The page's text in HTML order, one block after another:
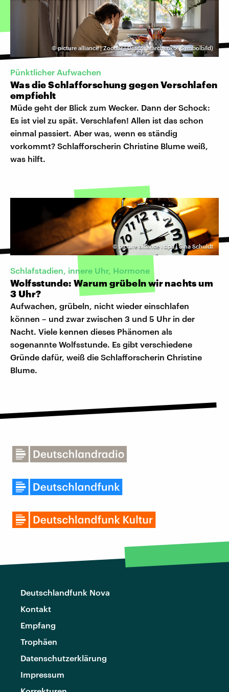
©picture alliance | Zoonar | Dmitrii Marchenko (Symbolbild)
Pünktlicher Aufwachen
Was die Schlafforschung gegen Verschlafen
empfiehlt
Müde geht der Blick zum Wecker. Dann der Schock:
Es ist viel zu spät. Verschlafen! Allen ist das schon
einmal passiert. Aber was, wenn es ständig
vorkommt? Schlafforscherin Christine Blume weiß,
was hilft.
©picture alliance I dpa | Sina Schuldt
Schlafstadien, innere Uhr, Hormone
Wolfsstunde: Warum grübeln wir nachts um
3 Uhr?
Aufwachen, grübeln, nicht wieder einschlafen
können – und zwar zwischen 3 und 5 Uhr in der
Nacht. Viele kennen dieses Phänomen als
sogenannte Wolfsstunde. Es gibt verschiedene
Gründe dafür, weiß die Schlafforscherin Christine
Blume.
Deutschlandfunk Nova
Kontakt
Empfang
Trophäen
Datenschutzerklärung
Impressum